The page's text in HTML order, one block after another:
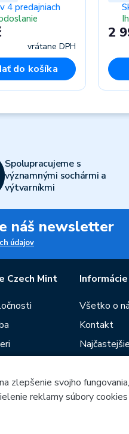
4 predajniach
vrátane DPH
do košíka
2
Spolupracujeme s
významnými sochármi a
výtvarníkmi
náš newsletter
údajov
Czech Mint
Všetko o
Kontakt
Predajne
Poradca
zlepšenie svojho
reklamy súbory